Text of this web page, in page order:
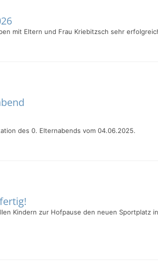
mit Eltern und Frau Kriebitzsch sehr
des 0. Elternabends vom 04.06.2025.
Kindern zur Hofpause den neuen Sportplatz